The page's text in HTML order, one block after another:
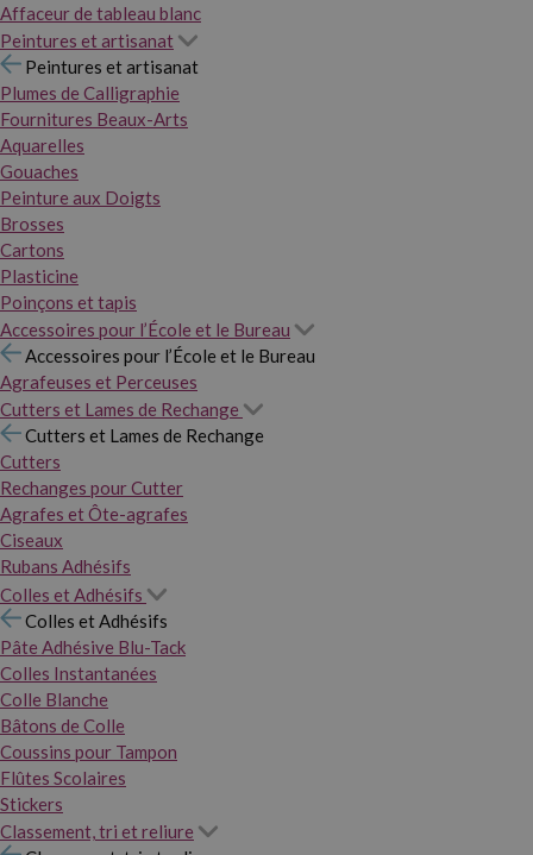
Affaceur de tableau blanc
Peintures et artisanat
Peintures et artisanat
Plumes de Calligraphie
Fournitures Beaux-Arts
Aquarelles
Gouaches
Peinture aux Doigts
Brosses
Cartons
Plasticine
Poinçons et tapis
Accessoires pour l’École et le Bureau
Accessoires pour l’École et le Bureau
Agrafeuses et Perceuses
Cutters et Lames de Rechange
Cutters et Lames de Rechange
Cutters
Rechanges pour Cutter
Agrafes et Ôte-agrafes
Ciseaux
Rubans Adhésifs
Colles et Adhésifs
Colles et Adhésifs
Pâte Adhésive Blu-Tack
Colles Instantanées
Colle Blanche
Bâtons de Colle
Coussins pour Tampon
Flûtes Scolaires
Stickers
Classement, tri et reliure